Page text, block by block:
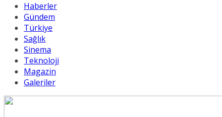
Haberler
Gündem
Türkiye
Sağlık
Sinema
Teknoloji
Magazin
Galeriler